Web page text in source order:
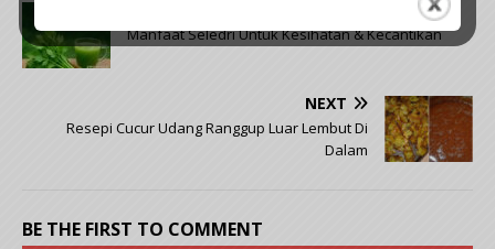
Manfaat Seledri Untuk Kesihatan & Kecantikan
NEXT
Resepi Cucur Udang Ranggup Luar Lembut Di
Dalam
BE THE FIRST TO COMMENT